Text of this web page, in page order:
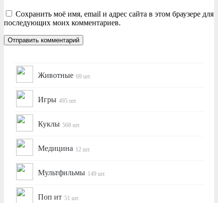
Сохранить моё имя, email и адрес сайта в этом браузере для
последующих моих комментариев.
Животные 69 шт.
Игры 495 шт.
Куклы 568 шт.
Медицина 12 шт.
Мультфильмы 149 шт.
Поп ит 51 шт.